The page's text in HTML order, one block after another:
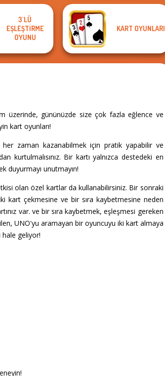
3'LÜ
EŞLEŞTIRME
OYUNU
KART OYUNLARI
üzerinde, gününüzde size çok fazla eğlence ve
kart oyunları!
her zaman kazanabilmek için pratik yapabilir ve
kurtulmalısınız. Bir kartı yalnızca destedeki en
duyurmayı unutmayın!
olan özel kartlar da kullanabilirsiniz. Bir sonraki
kart çekmesine ve bir sıra kaybetmesine neden
var. ve bir sıra kaybetmek, eşleşmesi gereken
UNO'yu aramayan bir oyuncuyu iki kart almaya
hale geliyor!